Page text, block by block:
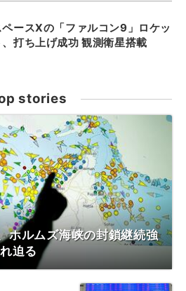
ペースXの「ファルコン9」ロケッ
、打ち上げ成功 観測衛星搭載
stories
ホルムズ海峡の封鎖継続強
迫る